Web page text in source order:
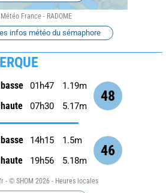
Météo France - RADOME
infos météo du sémaphore
48
01h47 1.19m
07h30 5.17m
46
14h15 1.5m
19h56 5.18m
- © SHOM 2026 - Heures locales